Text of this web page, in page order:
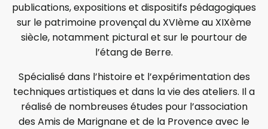
publications, expositions et dispositifs pédagogiques
sur le patrimoine provençal du XVIème au XIXème
siècle, notamment pictural et sur le pourtour de
l’étang de Berre.
Spécialisé dans l’histoire et l’expérimentation des
techniques artistiques et dans la vie des ateliers. Il a
réalisé de nombreuses études pour l’association
des Amis de Marignane et de la Provence avec le